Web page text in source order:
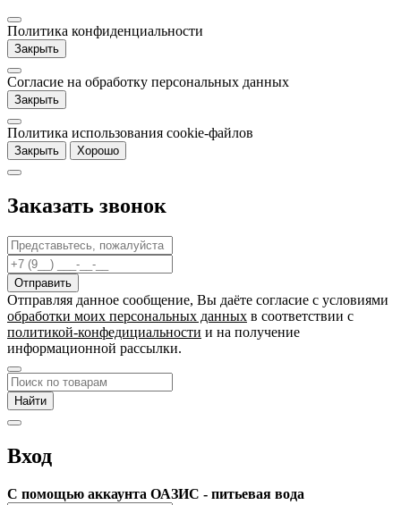
Политика конфиденциальности
Закрыть
Согласие на обработку персональных данных
Закрыть
Политика использования cookie-файлов
Закрыть Хорошо
Заказать звонок
Отправляя данное сообщение, Вы даёте согласие c условиями
обработки моих персональных данных в соответствии с
политикой-конфедициальности и на получение
информационной рассылки.
Вход
С помощью аккаунта ОАЗИС - питьевая вода